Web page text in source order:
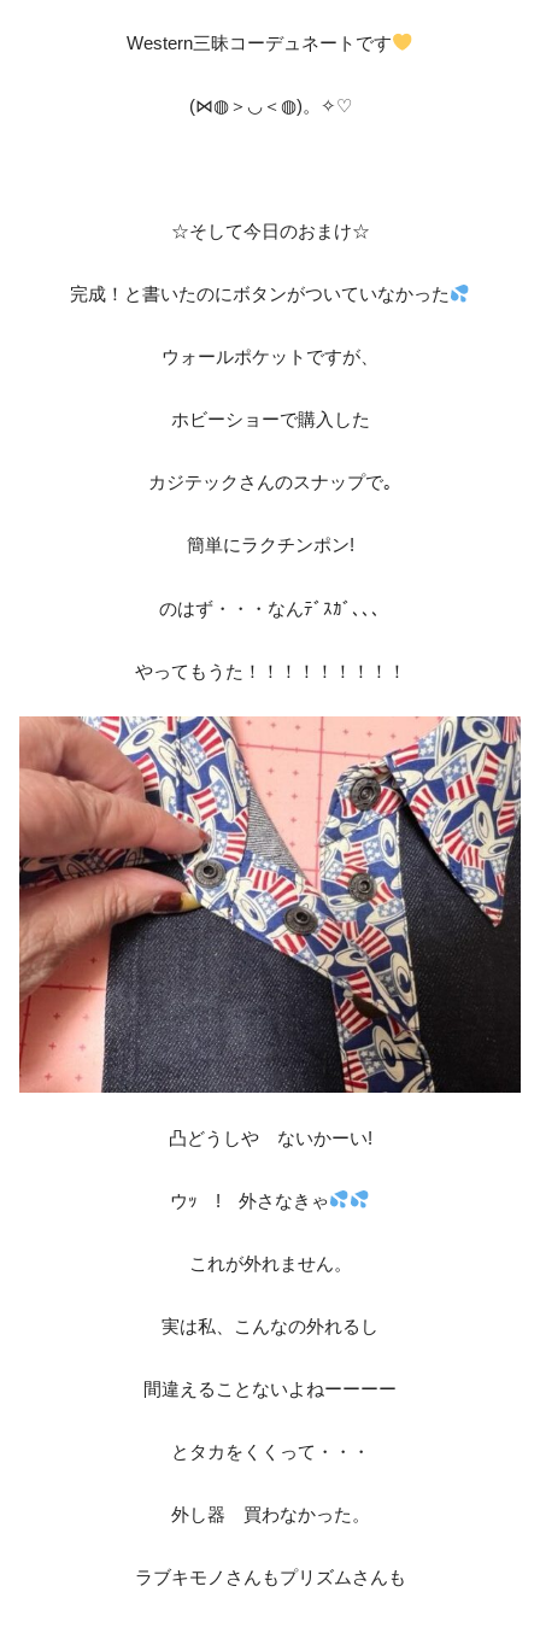
Western三昧コーデュネートです
(⋈◍＞◡＜◍)。✧♡
☆そして今日のおまけ☆
完成！と書いたのにボタンがついていなかった
ウォールポケットですが、
ホビーショーで購入した
カジテックさんのスナップで｡
簡単にラクチンポン!
のはず・・・なんﾃﾞｽｶﾞ､､､
やってもうた！！！！！！！！！
凸どうしや ないかーい!
ウｯ ! 外さなきゃ
これが外れません。
実は私、こんなの外れるし
間違えることないよねーーーー
とタカをくくって・・・
外し器 買わなかった。
ラブキモノさんもプリズムさんも